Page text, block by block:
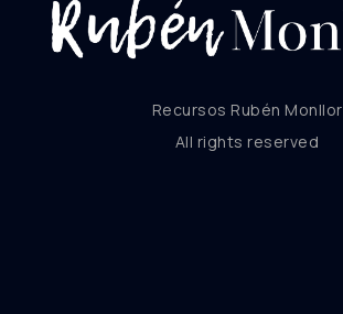
Recursos Rubén Monllor
All rights reserved